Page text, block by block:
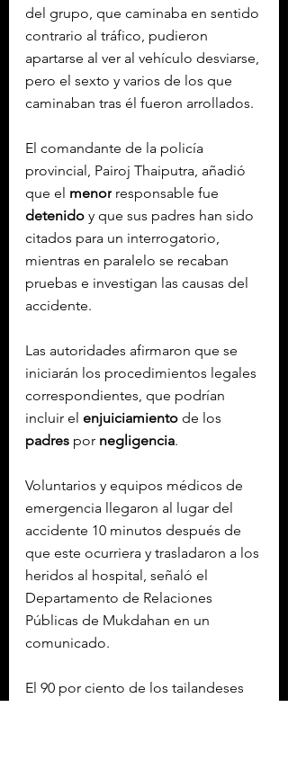
del grupo, que caminaba en sentido
contrario al tráfico, pudieron
apartarse al ver al vehículo desviarse,
pero el sexto y varios de los que
caminaban tras él fueron arrollados.
El comandante de la policía
provincial, Pairoj Thaiputra, añadió
que el menor responsable fue
detenido y que sus padres han sido
citados para un interrogatorio,
mientras en paralelo se recaban
pruebas e investigan las causas del
accidente.
Las autoridades afirmaron que se
iniciarán los procedimientos legales
correspondientes, que podrían
incluir el enjuiciamiento de los
padres por negligencia.
Voluntarios y equipos médicos de
emergencia llegaron al lugar del
accidente 10 minutos después de
que este ocurriera y trasladaron a los
heridos al hospital, señaló el
Departamento de Relaciones
Públicas de Mukdahan en un
comunicado.
El 90 por ciento de los tailandeses